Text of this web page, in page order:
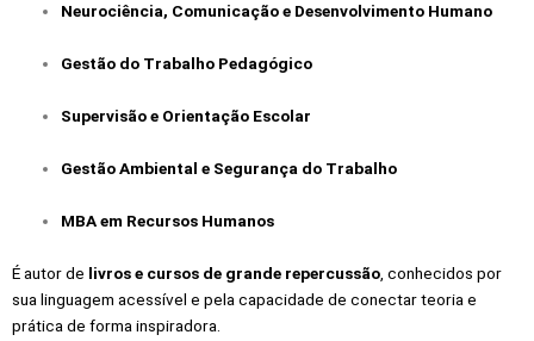
Neurociência, Comunicação e Desenvolvimento Humano
Gestão do Trabalho Pedagógico
Supervisão e Orientação Escolar
Gestão Ambiental e Segurança do Trabalho
MBA em Recursos Humanos
É autor de livros e cursos de grande repercussão , conhecidos por
sua linguagem acessível e pela capacidade de conectar teoria e
prática de forma inspiradora.